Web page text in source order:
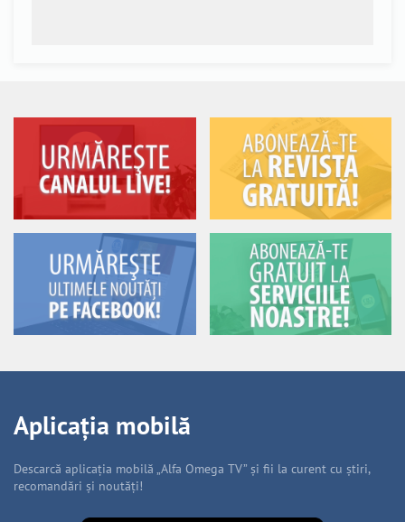
Aplicația mobilă
Descarcă aplicația mobilă „Alfa Omega TV” și fii la curent cu știri,
recomandări și noutăți!